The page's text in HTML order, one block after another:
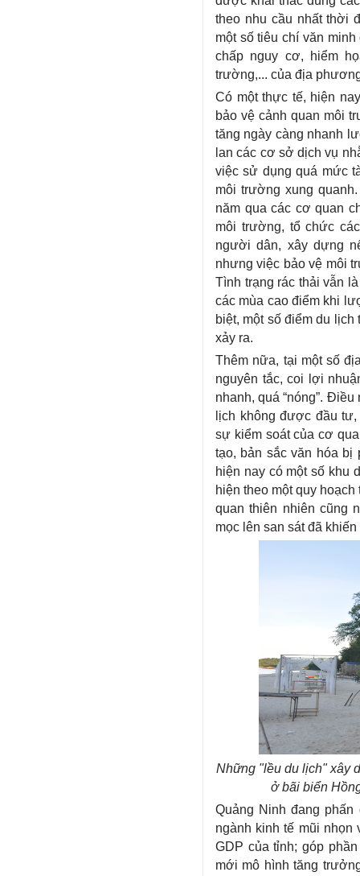
theo nhu cầu nhất thời
một số tiêu chí văn minh
chấp nguy cơ, hiểm
trường,... của địa
Có một thực tế, hiện
bảo vệ cảnh quan môi
tăng ngày càng nhanh
lan các cơ sở dịch vụ
việc sử dụng quá mức
môi trường xung
năm qua các cơ quan
môi trường, tổ chức
người dân, xây dựng
nhưng việc bảo vệ môi
Tình trạng rác thải vẫn
các mùa cao điểm khi
biệt, một số điểm du
xảy ra.
Thêm nữa, tại một số
nguyên tắc, coi lợi
nhanh, quá “nóng”.
lịch không được đầu
sự kiểm soát của cơ
tạo, bản sắc văn hóa bị
hiện nay có một số khu
hiện theo một quy
quan thiên nhiên cũng
mọc lên san sát đã
Những "lều du lịch" xây
ở bãi biển
Quảng Ninh đang
ngành kinh tế mũi nhọn
GDP của tỉnh; góp
mới mô hình tăng